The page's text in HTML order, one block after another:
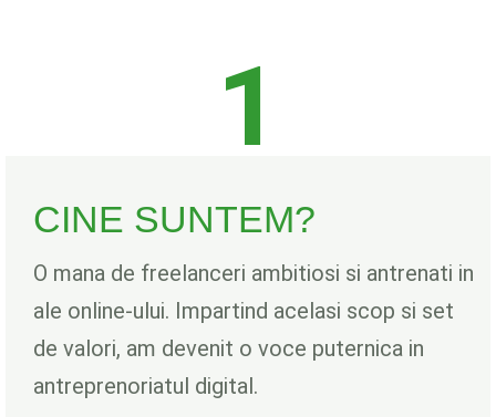
1
CINE SUNTEM?
O mana de freelanceri ambitiosi si antrenati in
ale online-ului. Impartind acelasi scop si set
de valori, am devenit o voce puternica in
antreprenoriatul digital.